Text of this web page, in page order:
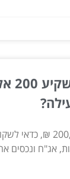
כאשר משקיעים 200,000
אג"ח ונכסים